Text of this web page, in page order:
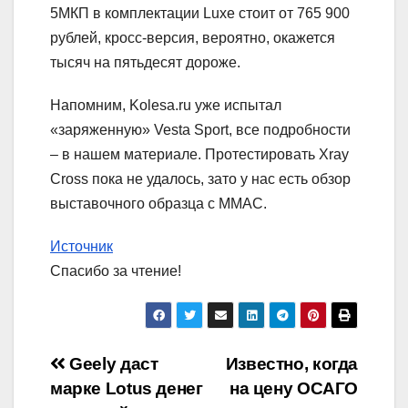
5МКП в комплектации Luxe стоит от 765 900
рублей, кросс-версия, вероятно, окажется
тысяч на пятьдесят дороже.
Напомним, Kolesa.ru уже испытал
«заряженную» Vesta Sport, все подробности
– в нашем материале. Протестировать Xray
Cross пока не удалось, зато у нас есть обзор
выставочного образца с ММАС.
Источник
Спасибо за чтение!
Навигация
Известно, когда
на цену ОСАГО
Geely даст
марке Lotus денег